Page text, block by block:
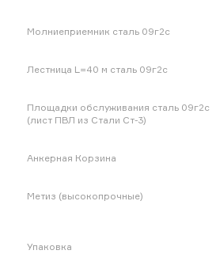
Молниеприемник сталь 09г2с
Лестница L=40 м сталь 09г2с
Площадки обслуживания сталь 09г2с
(лист ПВЛ из Стали Ст-3)
Анкерная Корзина
Метиз (высокопрочные)
Упаковка